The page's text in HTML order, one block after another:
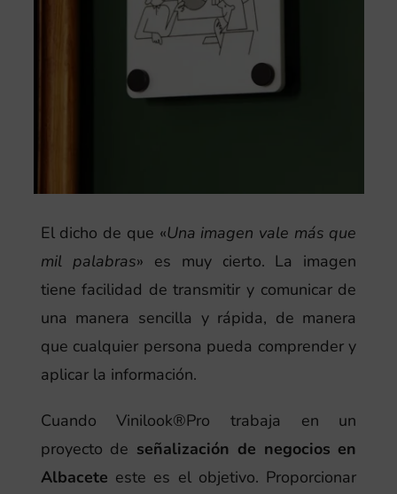
El dicho de que «Una imagen vale más que
mil palabras» es muy cierto. La imagen
tiene facilidad de transmitir y comunicar de
una manera sencilla y rápida, de manera
que cualquier persona pueda comprender y
aplicar la información.
Cuando Vinilook®Pro trabaja en un
proyecto de señalización de negocios en
Albacete este es el objetivo. Proporcionar